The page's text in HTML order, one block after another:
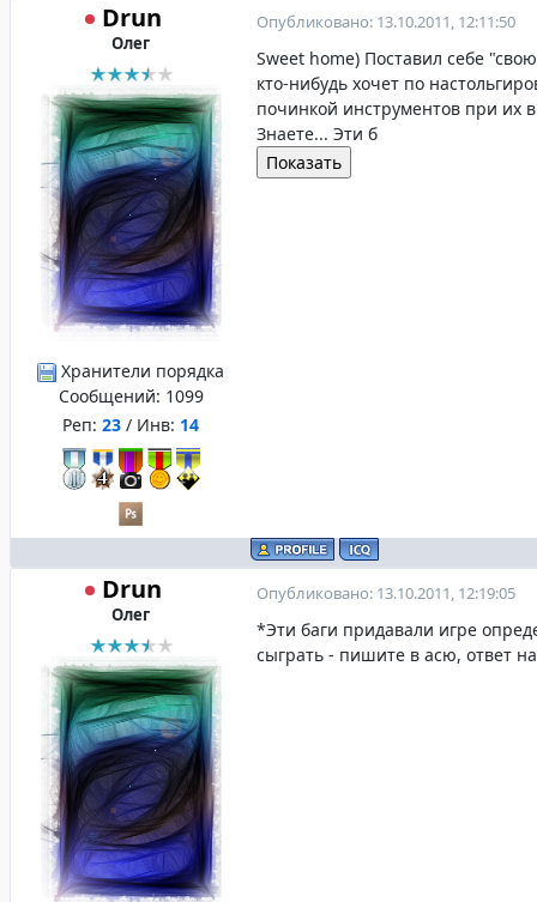
Drun
Олег
Хранители порядка
Сообщений: 1099
Реп: 23 / Инв: 14
Опубликовано: 13.10.2011, 12:11:50
Sweet home) Поставил себе
кто-нибудь хочет по
починкой инструментов при их
Знаете... Эти б
Drun
Олег
Опубликовано: 13.10.2011, 12:19:05
*Эти баги придавали игре
сыграть - пишите в асю, ответ